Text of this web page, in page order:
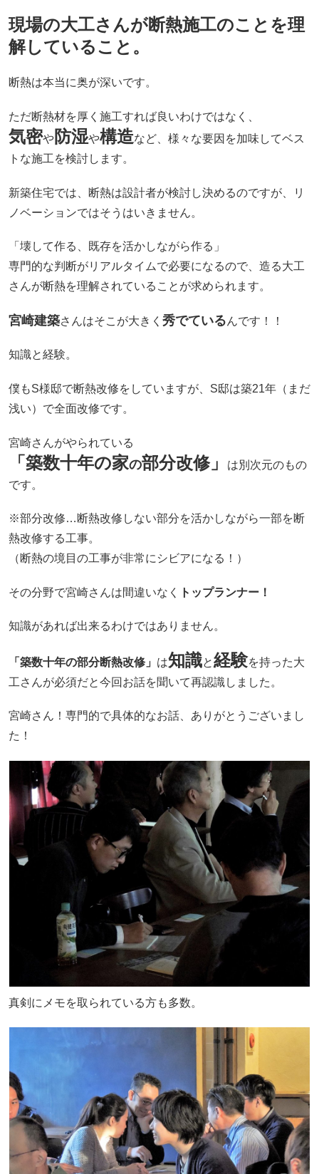
現場の大工さんが断熱施工のことを理
解していること。
断熱は本当に奥が深いです。
ただ断熱材を厚く施工すれば良いわけではなく、
気密や防湿や構造など、様々な要因を加味してベス
トな施工を検討します。
新築住宅では、断熱は設計者が検討し決めるのですが、リ
ノベーションではそうはいきません。
「壊して作る、既存を活かしながら作る」
専門的な判断がリアルタイムで必要になるので、造る大工
さんが断熱を理解されていることが求められます。
宮崎建築さんはそこが大きく 秀でているんです！！
知識と経験。
僕もS様邸で断熱改修をしていますが、S邸は築21年（まだ
浅い）で全面改修です。
宮崎さんがやられている
「築数十年の家の部分改修」
は別次元のもの
です。
※部分改修…断熱改修しない部分を活かしながら一部を断
熱改修する工事。
（断熱の境目の工事が非常にシビアになる！）
その分野で宮崎さんは間違いなく トップランナー！
知識があれば出来るわけではありません。
「築数十年の部分断熱改修」 は知識と経験を持った大
工さんが必須だと今回お話を聞いて再認識しました。
宮崎さん！専門的で具体的なお話、ありがとうございまし
た！
真剣にメモを取られている方も多数。